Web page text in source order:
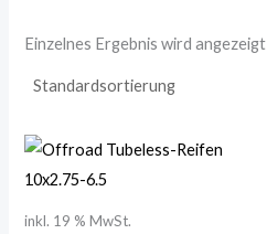
Einzelnes Ergebnis wird angezeigt
inkl. 19 % MwSt.